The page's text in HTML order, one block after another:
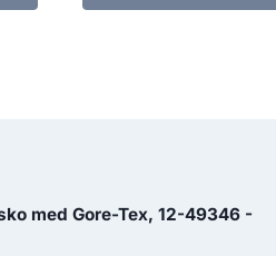
med Gore-Tex, 12-49346 -